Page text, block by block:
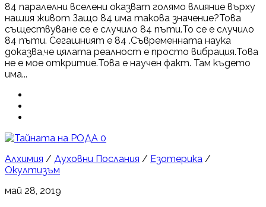
84 паралелни вселени оказват голямо влияние върху
нашия живот Защо 84 има такова значение?Това
съществуване се е случило 84 пъти.То се е случило
84 пъти. Сегашният е 84 .Съвременната наука
доказва,че цялата реалност е просто вибрация.Това
не е мое откритие.Това е научен факт. Там където
има...
0
Алхимия / Духовни Послания / Езотерика /
Окултизъм
май 28, 2019